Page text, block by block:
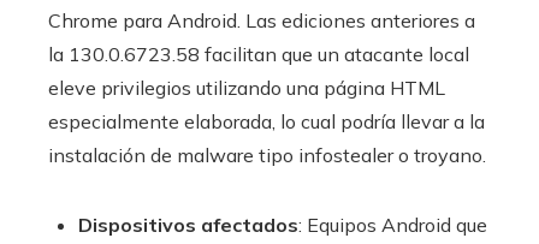
Chrome para Android. Las ediciones anteriores a
la 130.0.6723.58 facilitan que un atacante local
eleve privilegios utilizando una página HTML
especialmente elaborada, lo cual podría llevar a la
instalación de malware tipo infostealer o troyano.
Dispositivos afectados: Equipos Android que